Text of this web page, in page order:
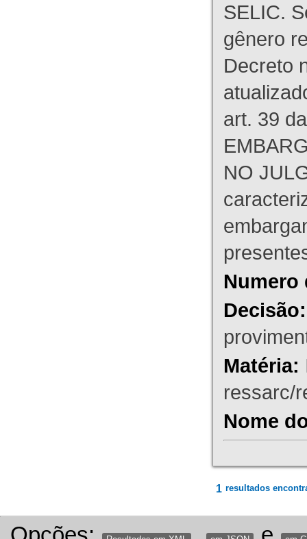
SELIC.
gênero
Decreto
art. 39
NO
Numero
Decisão:
Matéria:
ressarc/
Nome
1 resultados